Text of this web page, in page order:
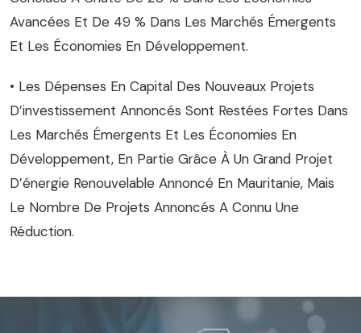
Avancées Et De 49 % Dans Les Marchés Émergents
Et Les Économies En Développement.
• Les Dépenses En Capital Des Nouveaux Projets
D’investissement Annoncés Sont Restées Fortes Dans
Les Marchés Émergents Et Les Économies En
Développement, En Partie Grâce À Un Grand Projet
D’énergie Renouvelable Annoncé En Mauritanie, Mais
Le Nombre De Projets Annoncés A Connu Une
Réduction.